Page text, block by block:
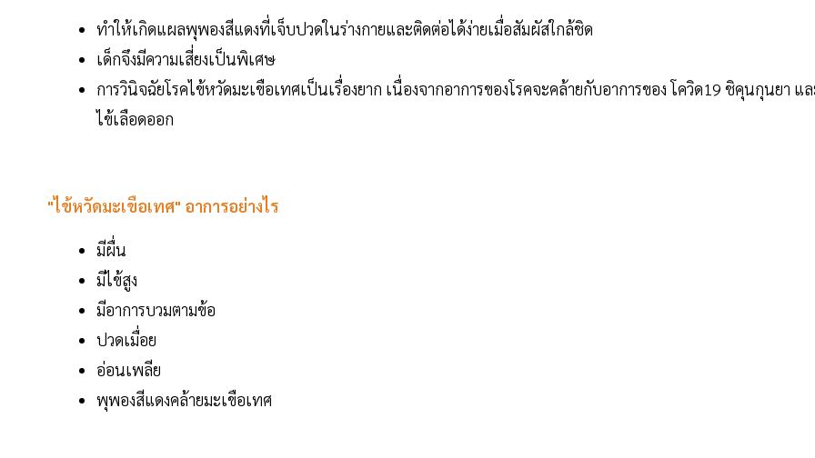
ทำให้เกิดแผลพุพองสีแดงที่เจ็บปวดในร่างกายและติดต่อได้ง่ายเมื่อสัมผัสใกล้ชิด
เด็กจึงมีความเสี่ยงเป็นพิเศษ
การวินิจฉัยโรคไข้หวัดมะเขือเทศเป็นเรื่องยาก เนื่องจากอาการของโรคจะคล้ายกับอาการของ โควิด19 ชิคุนกุนยา แ
ไข้เลือดออก
"ไข้หวัดมะเขือเทศ" อาการอย่างไร
มีผื่น
มีไข้สูง
มีอาการบวมตามข้อ
ปวดเมื่อย
อ่อนเพลีย
พุพองสีแดงคล้ายมะเขือเทศ